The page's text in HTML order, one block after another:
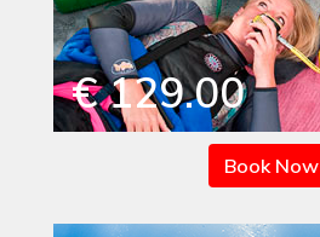
€ 129.00
Book Now